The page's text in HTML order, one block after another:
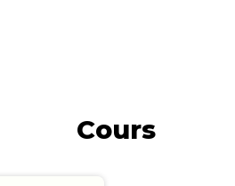
Cours